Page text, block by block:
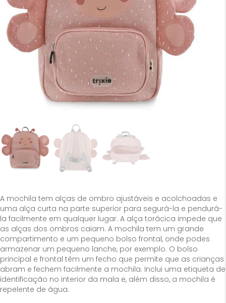
A mochila tem alças de ombro ajustáveis e acolchoadas e
uma alça curta na parte superior para segurá-la e pendurá-
la facilmente em qualquer lugar. A alça torácica impede que
as alças dos ombros caiam. A mochila tem um grande
compartimento e um pequeno bolso frontal, onde podes
armazenar um pequeno lanche, por exemplo. O bolso
principal e frontal têm um fecho que permite que as crianças
abram e fechem facilmente a mochila. Inclui uma etiqueta de
identificação no interior da mala e, além disso, a mochila é
repelente de água.